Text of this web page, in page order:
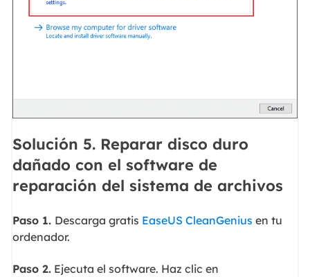
Solución 5. Reparar disco duro
dañado con el software de
reparación del sistema de archivos
Paso 1. Descarga gratis EaseUS CleanGenius en tu
ordenador.
Paso 2.Ejecuta el software. Haz clic en